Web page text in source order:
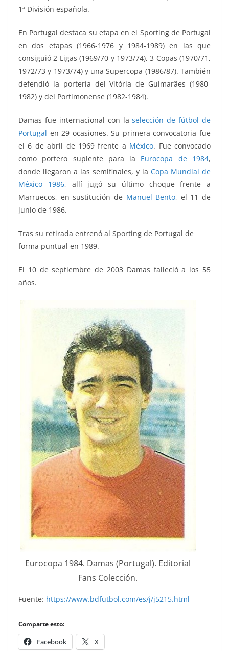
1ª División española.
En Portugal destaca su etapa en el Sporting de Portugal
en dos etapas (1966-1976 y 1984-1989) en las que
consiguió 2 Ligas (1969/70 y 1973/74), 3 Copas (1970/71,
1972/73 y 1973/74) y una Supercopa (1986/87). También
defendió la portería del Vitória de Guimarães (1980-
1982) y del Portimonense (1982-1984).
Damas fue internacional con laselección de fútbol de
Portugal en 29 ocasiones. Su primera convocatoria fue
el 6 de abril de 1969 frente a México. Fue convocado
como portero suplente para la Eurocopa de 1984,
donde llegaron a las semifinales, y la Copa Mundial de
México 1986, allí jugó su último choque frente a
Marruecos, en sustitución de Manuel Bento, el 11 de
junio de 1986.
Tras su retirada entrenó al Sporting de Portugal de
forma puntual en 1989.
El 10 de septiembre de 2003 Damas falleció a los 55
años.
Eurocopa 1984. Damas (Portugal). Editorial
Fans Colección.
Fuente: https://www.bdfutbol.com/es/j/j5215.html
Comparte esto:
Facebook X